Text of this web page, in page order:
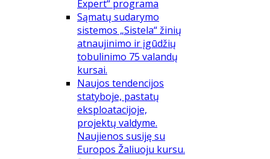
Expert“ programa
Sąmatų sudarymo
sistemos „Sistela“ žinių
atnaujinimo ir įgūdžių
tobulinimo 75 valandų
kursai.
Naujos tendencijos
statyboje, pastatų
eksploatacijoje,
projektų valdyme.
Naujienos susiję su
Europos Žaliuoju kursu.